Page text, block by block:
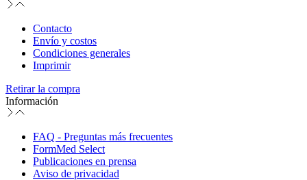
Contacto
Envío y costos
Condiciones generales
Imprimir
Retirar la compra
Información
FAQ - Preguntas más frecuentes
FormMed Select
Publicaciones en prensa
Aviso de privacidad